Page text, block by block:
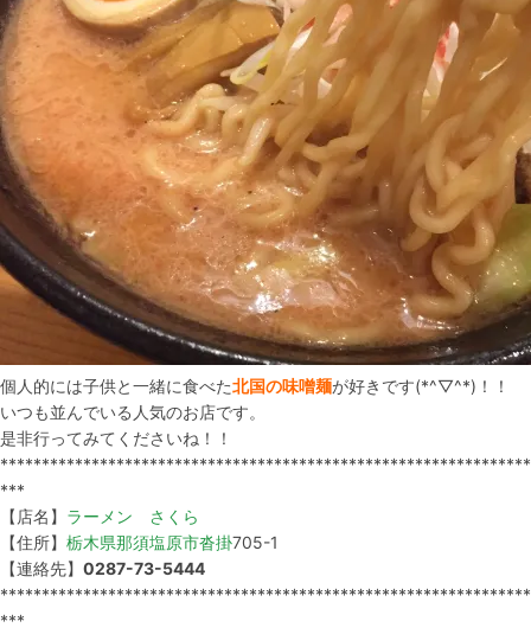
個人的には子供と一緒に食べた北国の味噌麺が好きです(*^▽^*)！！
いつも並んでいる人気のお店です。
是非行ってみてくださいね！！
****************************************************************
***
【店名】 ラーメン さくら
【住所】 栃木県那須塩原市沓掛705-1
【連絡先】 0287-73-5444
****************************************************************
***